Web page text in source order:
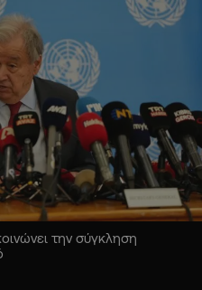
την σύγκληση